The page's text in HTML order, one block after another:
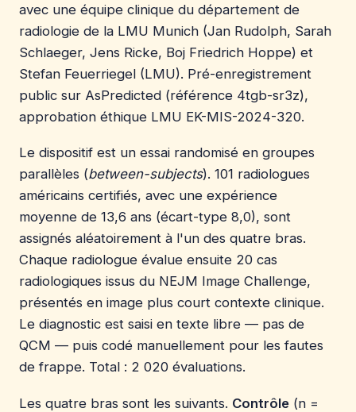
avec une équipe clinique du département de
radiologie de la LMU Munich (Jan Rudolph, Sarah
Schlaeger, Jens Ricke, Boj Friedrich Hoppe) et
Stefan Feuerriegel (LMU). Pré-enregistrement
public sur AsPredicted (référence 4tgb-sr3z),
approbation éthique LMU EK-MIS-2024-320.
Le dispositif est un essai randomisé en groupes
parallèles (between-subjects). 101 radiologues
américains certifiés, avec une expérience
moyenne de 13,6 ans (écart-type 8,0), sont
assignés aléatoirement à l'un des quatre bras.
Chaque radiologue évalue ensuite 20 cas
radiologiques issus du NEJM Image Challenge,
présentés en image plus court contexte clinique.
Le diagnostic est saisi en texte libre — pas de
QCM — puis codé manuellement pour les fautes
de frappe. Total : 2 020 évaluations.
Les quatre bras sont les suivants. Contrôle (n =